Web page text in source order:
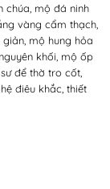
chúa mộ đá ninh
vàng cẩm thạch
giản mộ hung hỏa
khối mộ ốp
để thờ tro cốt
điêu khắc thiết